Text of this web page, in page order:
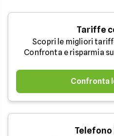
Tariffe
Scopri le migliori
Confronta e risparmia
Confronta
Telefono